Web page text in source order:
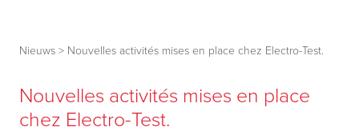
Nieuws > Nouvelles activités mises en place chez Electro-Test.
Nouvelles activités mises en place
chez Electro-Test.